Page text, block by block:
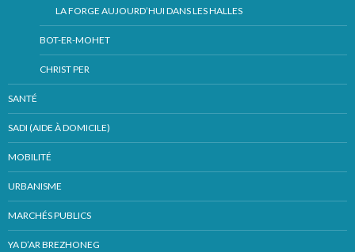
LA FORGE AUJOURD’HUI DANS LES HALLES
BOT-ER-MOHET
CHRIST PER
SANTÉ
SADI (AIDE À DOMICILE)
MOBILITÉ
URBANISME
MARCHÉS PUBLICS
YA D’AR BREZHONEG